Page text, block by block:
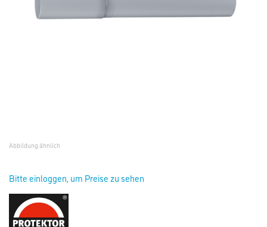
Abbildung ähnlich
Bitte einloggen, um Preise zu sehen